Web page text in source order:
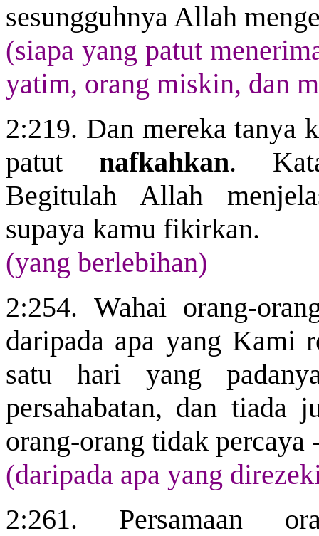
sesungguhnya Allah
(siapa yang patut
yatim, orang miskin, dan
2:219. Dan mereka tanya
patut nafkahkan.
Begitulah Allah
supaya kamu fikirkan.
(yang berlebihan)
2:254. Wahai orang-
daripada apa yang Kami
satu hari yang
persahabatan, dan tiada
orang-orang tidak
(daripada apa yang
2:261. Persamaan